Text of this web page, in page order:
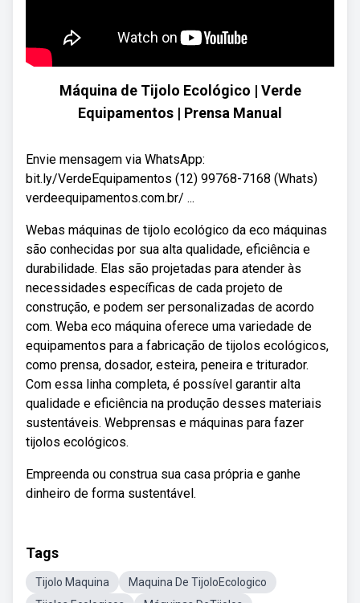
Máquina de Tijolo Ecológico | Verde
Equipamentos | Prensa Manual
Envie mensagem via WhatsApp:
bit.ly/VerdeEquipamentos (12) 99768-7168 (Whats)
verdeequipamentos.com.br/ ...
Webas máquinas de tijolo ecológico da eco máquinas
são conhecidas por sua alta qualidade, eficiência e
durabilidade. Elas são projetadas para atender às
necessidades específicas de cada projeto de
construção, e podem ser personalizadas de acordo
com. Weba eco máquina oferece uma variedade de
equipamentos para a fabricação de tijolos ecológicos,
como prensa, dosador, esteira, peneira e triturador.
Com essa linha completa, é possível garantir alta
qualidade e eficiência na produção desses materiais
sustentáveis. Webprensas e máquinas para fazer
tijolos ecológicos.
Empreenda ou construa sua casa própria e ganhe
dinheiro de forma sustentável.
Tags
Tijolo Maquina
Maquina De TijoloEcologico